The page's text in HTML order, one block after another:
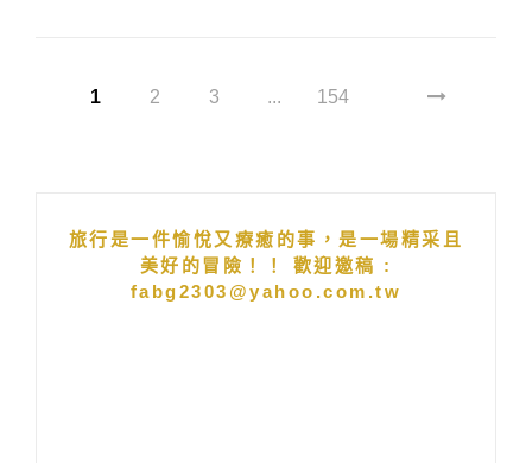
1 2 3 ... 154
旅行是一件愉悅又療癒的事，是一場精采且
美好的冒險！！ 歡迎邀稿 :
fabg2303@yahoo.com.tw